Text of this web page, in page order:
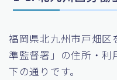
福岡県北九州市戸畑区
準監督署」の住所・利
下の通りです。